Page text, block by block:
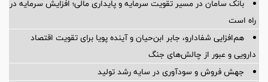
بانک سامان در مسیر تقویت سرمایه و پایداری مالی؛ افزایش سرمایه در
راه است
هم‌افزایی شفادارو، جابر ابن‌حیان و آینده پویا برای تقویت اقتصاد
دارویی و عبور از چالش‌های جنگ
جهش فروش و سودآوری در سایه رشد تولید